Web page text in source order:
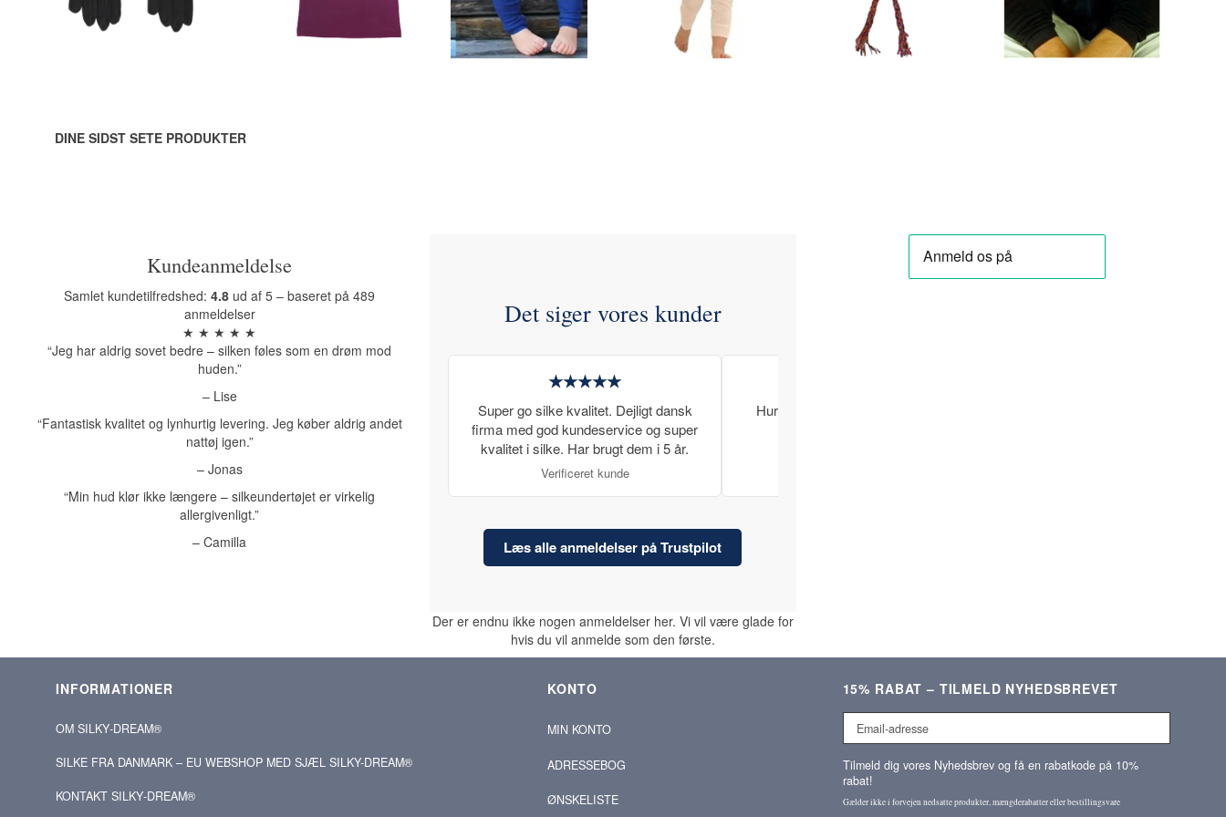
Se produktet
Se produktet Se produktet Se produktet
LÆG I KURV LÆG I KURV
DINE SIDST SETE PRODUKTER
Kundeanmeldelse
Samlet kundetilfredshed:4.8 ud af 5 – baseret på 489
anmeldelser
★ ★ ★ ★ ★
“Jeg har aldrig sovet bedre – silken føles som en drøm mod
huden.”
– Lise
“Fantastisk kvalitet og lynhurtig levering. Jeg køber aldrig andet
nattøj igen.”
– Jonas
“Min hud klør ikke længere – silkeundertøjet er virkelig
allergivenligt.”
– Camilla
Det siger vores kunder
★★★★★
Super go silke kvalitet. Dejligt dansk
firma med god kundeservice og super
kvalitet i silke. Har brugt dem i 5 år.
Verificeret kunde
Hurtig levering og lækre produkter.
Læs alle anmeldelser på Trustpilot
Der er endnu ikke nogen anmeldelser her. Vi vil være glade for
hvis du vil anmelde som den første.
INFORMATIONER
OM SILKY‑DREAM®
SILKE FRA DANMARK – EU WEBSHOP MED SJÆL SILKY-DREAM®
KONTAKT SILKY‑DREAM®
KONTO
MIN KONTO
ADRESSEBOG
ØNSKELISTE
15% RABAT – TILMELD NYHEDSBREVET
adresse
Tilmeld dig vores Nyhedsbrev og få en rabatkode på 10%
rabat!
Gælder ikke i forvejen nedsatte produkter, mængderabatter eller bestillingsvare